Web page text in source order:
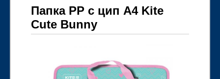
Папка PP с цип A4 Kite
Cute Bunny